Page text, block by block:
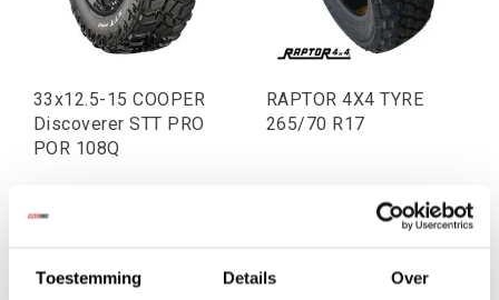
Toestemming Details Over
33x12.5-15 COOPER
Discoverer STT PRO
POR 108Q
Incl. btw
RAPTOR 4X4 TYRE
265/70 R17
Incl. btw